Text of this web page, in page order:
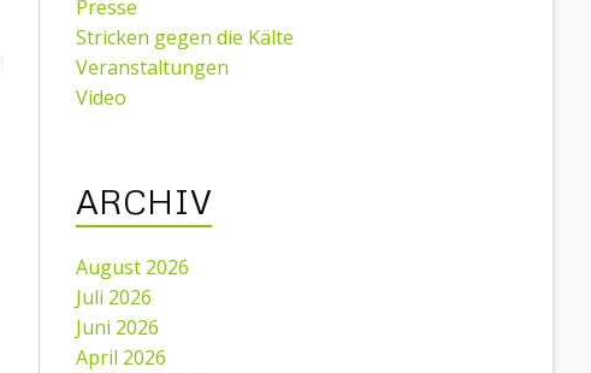
Presse
Stricken gegen die Kälte
Veranstaltungen
Video
ARCHIV
August 2026
Juli 2026
Juni 2026
April 2026